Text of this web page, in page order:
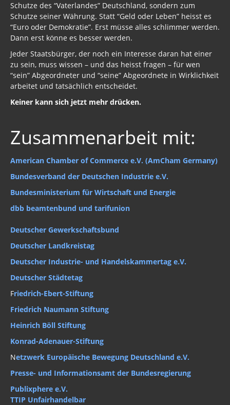
Schutze des “Vaterlandes” Deutschland, sondern zum
Schutze seiner Währung. Statt “Geld oder Leben” heisst es
“Euro oder Demokratie”. Erst müsse alles schlimmer werden.
Dann erst könne es besser werden.
Jeder Staatsbürger, der noch ein Interesse daran hat einer
zu sein, muss wissen – und das heisst fragen – für wen
“sein” Abgeordneter und “seine” Abgeordnete in Wirklichkeit
arbeitet und tatsächlich entscheidet.
Keiner kann sich jetzt mehr drücken.
Zusammenarbeit mit:
American Chamber of Commerce e.V. (AmCham Germany)
Bundesverband der Deutschen Industrie e.V.
Bundesministerium für Wirtschaft und Energie
dbb beamtenbund und tarifunion
Deutscher Gewerkschaftsbund
Deutscher Landkreistag
Deutscher Industrie- und Handelskammertag e.V.
Deutscher Städtetag
Friedrich-Ebert-Stiftung
Friedrich Naumann Stiftung
Heinrich Böll Stiftung
Konrad-Adenauer-Stiftung
Netzwerk Europäische Bewegung Deutschland e.V.
Presse- und Informationsamt der Bundesregierung
Publixphere e.V.
TTIP Unfairhandelbar